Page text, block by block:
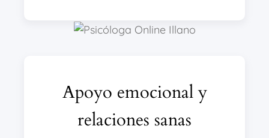
Apoyo emocional y
relaciones sanas